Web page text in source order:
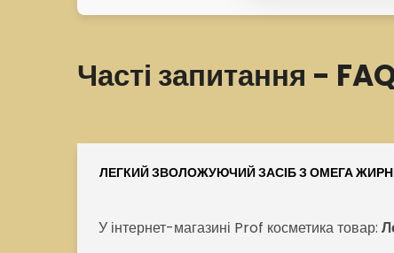
Часті запитання -
ЛЕГКИЙ ЗВОЛОЖУЮЧИЙ ЗАСІБ З ОМЕГА
У інтернет-магазині Prof косметика товар: